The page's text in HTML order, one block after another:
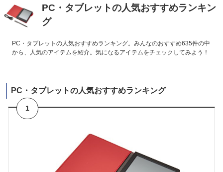
PC・タブレットの人気おすすめランキン
グ
PC・タブレットの人気おすすめランキング。みんなのおすすめ635件の中
から、人気のアイテムを紹介。気になるアイテムをチェックしてみよう！
PC・タブレットの人気おすすめランキング
1